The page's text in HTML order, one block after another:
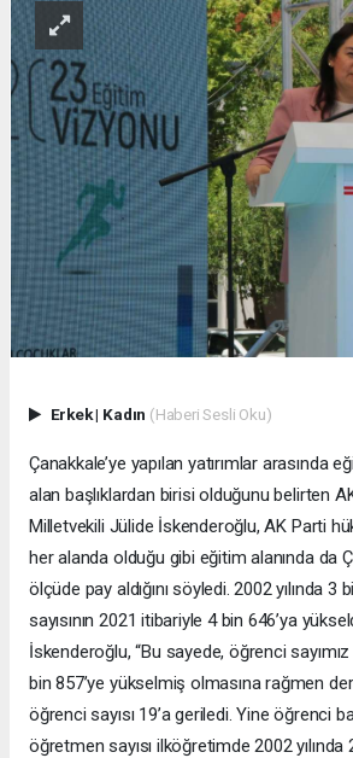
Erkek| Kadın (Haberi Sesli Oku)
Çanakkale’ye yapılan yatırımlar arasında
alan başlıklardan birisi olduğunu belirten
Milletvekili Jülide İskenderoğlu, AK Parti
her alanda olduğu gibi eğitim alanında da
ölçüde pay aldığını söyledi. 2002 yılında 3
sayısının 2021 itibariyle 4 bin 646’ya
İskenderoğlu, “Bu sayede, öğrenci
bin 857’ye yükselmiş olmasına rağmen
öğrenci sayısı 19’a geriledi. Yine öğrenci
öğretmen sayısı ilköğretimde 2002 yılında